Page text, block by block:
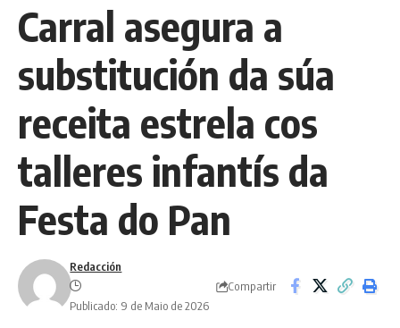
Carral asegura a
substitución da súa
receita estrela cos
talleres infantís da
Festa do Pan
Redacción
Publicado: 9 de Maio de 2026
Compartir